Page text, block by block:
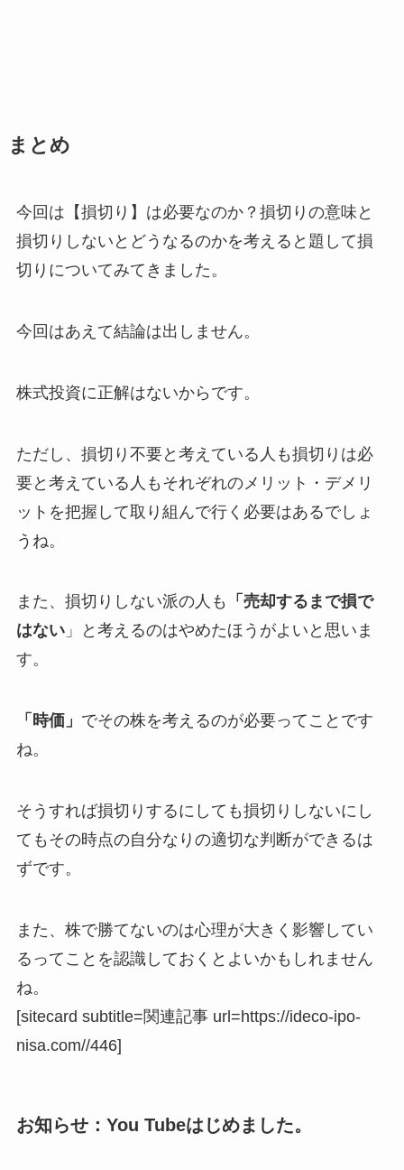
まとめ
今回は【損切り】は必要なのか？損切りの意味と
損切りしないとどうなるのかを考えると題して損
切りについてみてきました。
今回はあえて結論は出しません。
株式投資に正解はないからです。
ただし、損切り不要と考えている人も損切りは必
要と考えている人もそれぞれのメリット・デメリ
ットを把握して取り組んで行く必要はあるでしょ
うね。
また、損切りしない派の人も
「売却するまで損で
はない」と考えるのはやめたほうがよいと思いま
す。
「時価」 でその株を考えるのが必要ってことです
ね。
そうすれば損切りするにしても損切りしないにし
てもその時点の自分なりの適切な判断ができるは
ずです。
また、株で勝てないのは心理が大きく影響してい
るってことを認識しておくとよいかもしれません
ね。
[sitecard subtitle=関連記事 url=https://ideco-ipo-
nisa.com//446]
お知らせ：You Tubeはじめました。